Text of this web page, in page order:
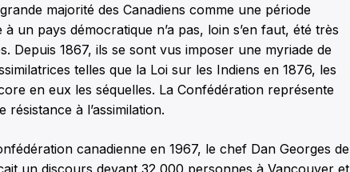
majorité des Canadiens comme une période
un pays démocratique n’a pas, loin s’en faut, été très
Depuis 1867, ils se sont vus imposer une myriade de
telles que la Loi sur les Indiens en 1876, les
en eux les séquelles. La Confédération représente
à l’assimilation.
canadienne en 1967, le chef Dan Georges de
un discours devant 32 000 personnes à Vancouver et